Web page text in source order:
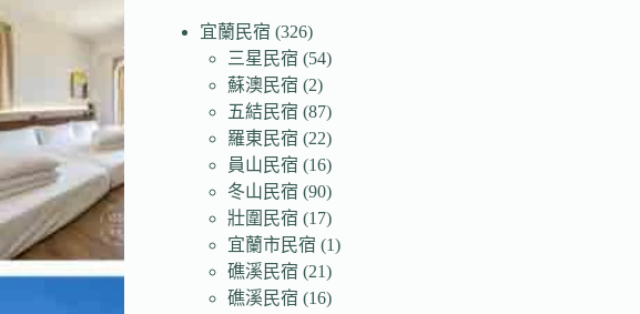
宜蘭民宿 (326)
三星民宿 (54)
蘇澳民宿 (2)
五結民宿 (87)
羅東民宿 (22)
員山民宿 (16)
冬山民宿 (90)
壯圍民宿 (17)
宜蘭市民宿 (1)
礁溪民宿 (21)
礁溪民宿 (16)